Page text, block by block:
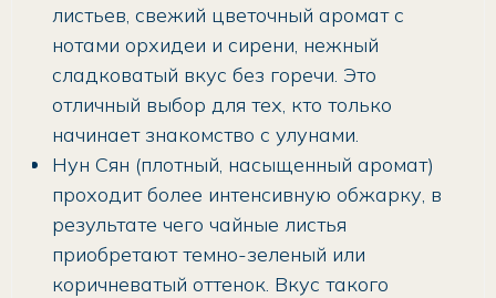
листьев, свежий цветочный аромат с
нотами орхидеи и сирени, нежный
сладковатый вкус без горечи. Это
отличный выбор для тех, кто только
начинает знакомство с улунами.
Нун Сян (плотный, насыщенный аромат)
проходит более интенсивную обжарку, в
результате чего чайные листья
приобретают темно-зеленый или
коричневатый оттенок. Вкус такого